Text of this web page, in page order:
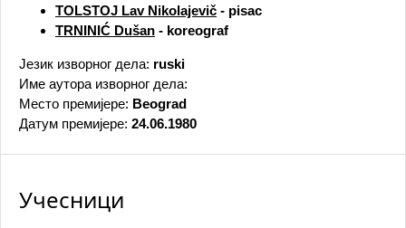
TOLSTOJ Lav Nikolajevič - pisac
TRNINIĆ Dušan - koreograf
Језик изворног дела: ruski
Име аутора изворног дела:
Место премијере: Beograd
Датум премијере: 24.06.1980
Учесници